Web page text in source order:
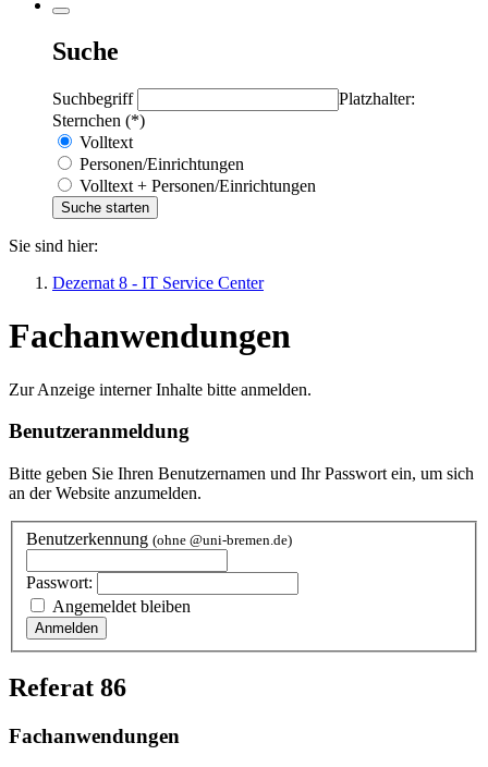
Suche
Suchbegriff
Platzhalter:
Sternchen (*)
Volltext
Personen/Einrichtungen
Volltext + Personen/Einrichtungen
Sie sind hier:
Dezernat 8 - IT Service Center
Fachanwendungen
Zur Anzeige interner Inhalte bitte anmelden.
Benutzeranmeldung
Bitte geben Sie Ihren Benutzernamen und Ihr Passwort ein, um sich
an der Website anzumelden.
Benutzerkennung (ohne @uni-bremen.de)
Passwort:
Angemeldet bleiben
Referat 86
Fachanwendungen